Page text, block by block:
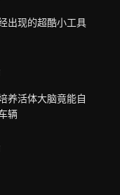
出现的超酷小工具
养活体大脑竟能自
辆